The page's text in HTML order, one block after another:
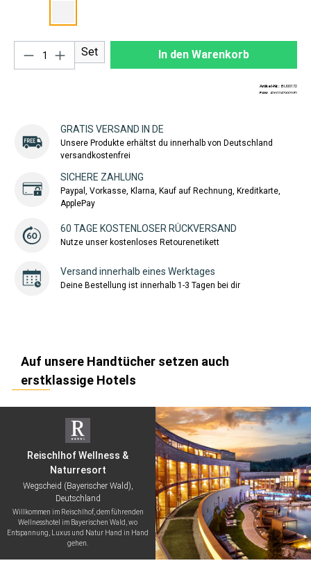
Produkt Anzahl: Gib den gewünschten
Set In den Warenkorb
Artikel-Nr.: BU00172
EAN: 4260747992082
GRATIS VERSAND IN DE
Unsere Produkte erhältst du innerhalb von Deutschland
versandkostenfrei
SICHERE ZAHLUNG
Paypal, Vorkasse, Klarna, Kauf auf Rechnung, Kreditkarte,
ApplePay
60 TAGE KOSTENLOSER RÜCKVERSAND
Nutze unser kostenloses Retourenetikett
Versand innerhalb eines Werktages
Deine Bestellung ist innerhalb 1-3 Tagen bei dir
Auf unsere Handtücher setzen auch
erstklassige Hotels
Reischlhof Wellness &
Naturresort
Wegscheid (Bayerischer Wald),
Deutschland
Willkommen im Reischlhof, dem führenden
Wellnesshotel im Bayerischen Wald, wo
Entspannung, Luxus und Natur Hand in Hand
gehen.